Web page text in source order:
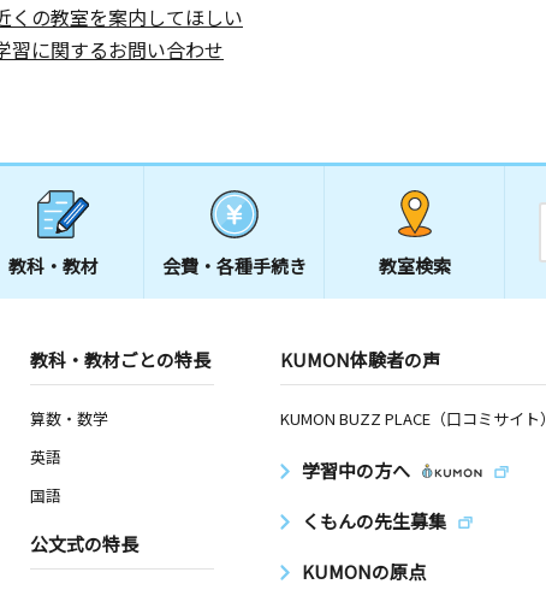
くの教室を案内してほしい
習に関するお問い合わせ
教科・教材 会費・ 各種手続き 教室検索
教科・教材ごとの特長
算数・数学
英語
国語
公文式の特長
KUMON体験者の声
KUMON BUZZ PLACE（口コミサイト）
学習中の方へ
くもんの先生募集
KUMONの原点